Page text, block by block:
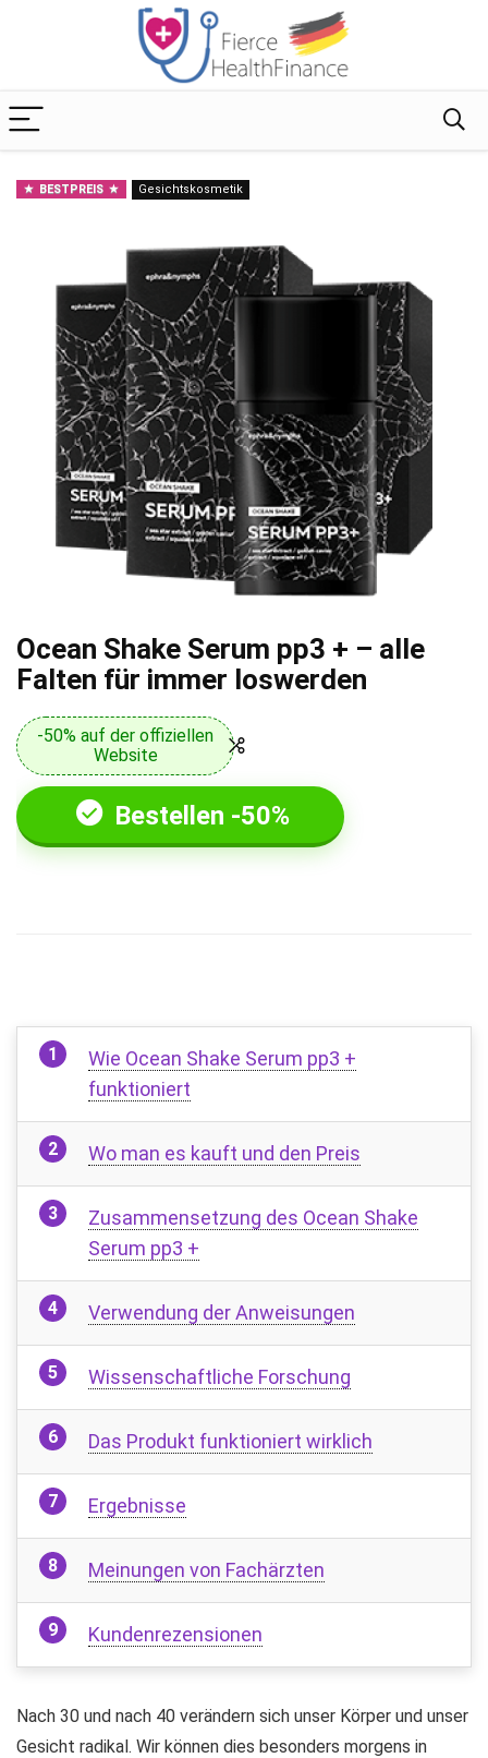
BESTPREIS Gesichtskosmetik
Ocean Shake Serum pp3 + – alle
Falten für immer loswerden
-50% auf der offiziellen
Website
Bestellen -50%
Wie Ocean Shake Serum pp3 +
funktioniert
Wo man es kauft und den Preis
Zusammensetzung des Ocean Shake
Serum pp3 +
Verwendung der Anweisungen
Wissenschaftliche Forschung
Das Produkt funktioniert wirklich
Ergebnisse
Meinungen von Fachärzten
Kundenrezensionen
Nach 30 und nach 40 verändern sich unser Körper und unser
Gesicht radikal. Wir können dies besonders morgens in